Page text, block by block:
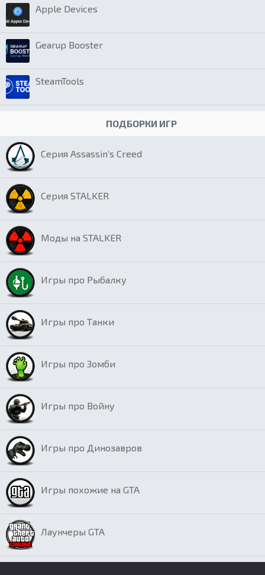
Apple Devices
Gearup Booster
SteamTools
ПОДБОРКИ ИГР
Серия Assassin’s Creed
Серия STALKER
Моды на STALKER
Игры про Рыбалку
Игры про Танки
Игры про Зомби
Игры про Войну
Игры про Динозавров
Игры похожие на GTA
Лаунчеры GTA